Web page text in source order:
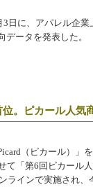
日に、アパレル企
ータを発表した。
。ピカール人気
（ピカール）」
て「第6回ピカール
ラインで実施され、